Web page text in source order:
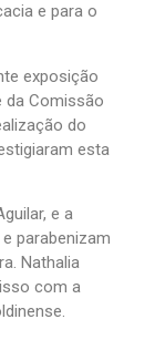
e para o
exposição
da Comissão
do
esta
e a
parabenizam
Nathalia
com a